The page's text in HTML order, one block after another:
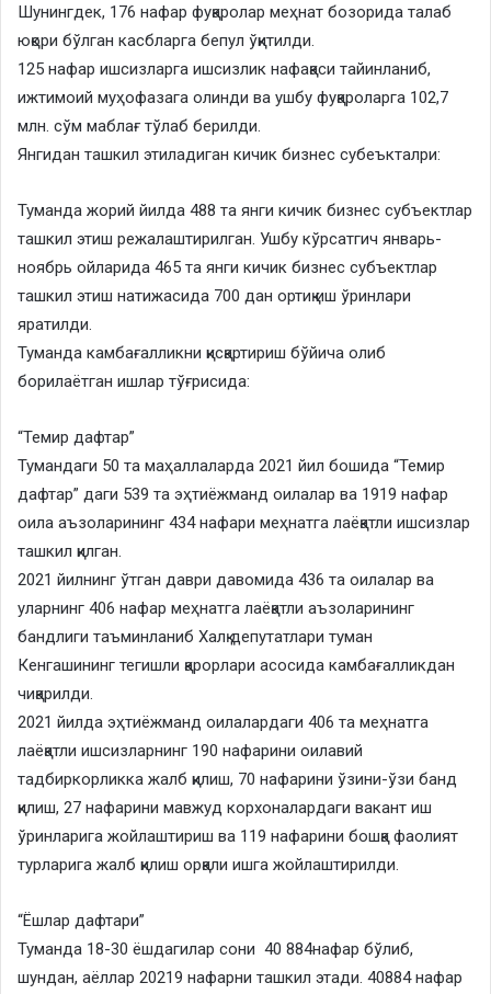
Шунингдек, 176 нафар фуқаролар меҳнат бозорида талаб
юқори бўлган касбларга бепул ўқитилди.
125 нафар ишсизларга ишсизлик нафақаси тайинланиб,
ижтимоий муҳофазага олинди ва ушбу фуқароларга 102,7
млн. сўм маблағ тўлаб берилди.
Янгидан ташкил этиладиган кичик бизнес субеъкталри:
Туманда жорий йилда 488 та янги кичик бизнес субъектлар
ташкил этиш режалаштирилган. Ушбу кўрсатгич январь-
ноябрь ойларида 465 та янги кичик бизнес субъектлар
ташкил этиш натижасида 700 дан ортиқ иш ўринлари
яратилди.
Туманда камбағалликни қисқартириш бўйича олиб
борилаётган ишлар тўғрисида:
“Темир дафтар”
Тумандаги 50 та маҳаллаларда 2021 йил бошида “Темир
дафтар” даги 539 та эҳтиёжманд оилалар ва 1919 нафар
оила аъзоларининг 434 нафари меҳнатга лаёқатли ишсизлар
ташкил қилган.
2021 йилнинг ўтган даври давомида 436 та оилалар ва
уларнинг 406 нафар меҳнатга лаёқатли аъзоларининг
бандлиги таъминланиб Халқ депутатлари туман
Кенгашининг тегишли қарорлари асосида камбағалликдан
чиқарилди.
2021 йилда эҳтиёжманд оилалардаги 406 та меҳнатга
лаёқатли ишсизларнинг 190 нафарини оилавий
тадбиркорликка жалб қилиш, 70 нафарини ўзини-ўзи банд
қилиш, 27 нафарини мавжуд корхоналардаги вакант иш
ўринларига жойлаштириш ва 119 нафарини бошқа фаолият
турларига жалб қилиш орқали ишга жойлаштирилди.
“Ёшлар дафтари”
Туманда 18-30 ёшдагилар сони 40 884нафар бўлиб,
шундан, аёллар 20219 нафарни ташкил этади. 40884 нафар